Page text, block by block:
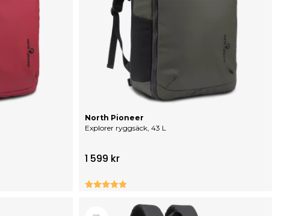
Explorer ryggsäck, 43 L
North Pioneer
1 599 kr
Betyg: